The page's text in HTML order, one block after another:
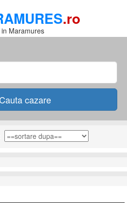
.ro
Maramures
Cauta cazare